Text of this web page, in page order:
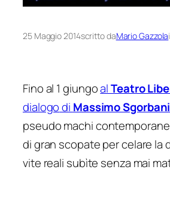
25 Maggio 2014scritto daMario Gazzola
Fino al 1 giungoalTeatro
dialogodi Massimo Sgorbani
pseudo machi
di gran scopate per celare la
vite reali subìte senza mai